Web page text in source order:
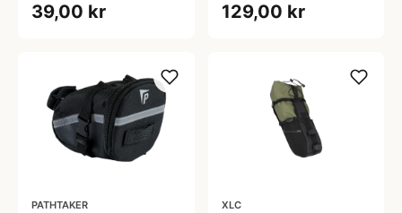
39,00 kr 129,00 kr
PATHTAKER XLC